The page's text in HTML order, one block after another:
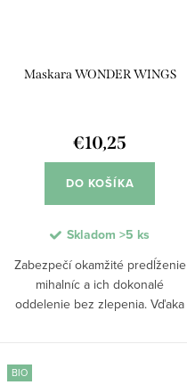
Maskara WONDER WINGS
€10,25
DO KOŠÍKA
Skladom >5 ks
Zabezpečí okamžité predĺženie
mihalníc a ich dokonalé
oddelenie bez zlepenia. Vďaka
a ich posilnenie. Ideálna na
BIO